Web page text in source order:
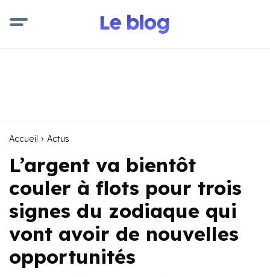
Accueil Actus
L’argent va bientôt
couler à flots pour trois
signes du zodiaque qui
vont avoir de nouvelles
opportunités